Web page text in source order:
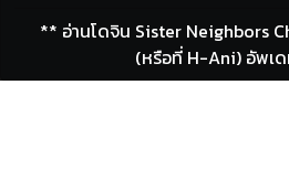
** อ่านโดจิน Sister Neighbors
(หรือที่ H-Ani) อัพเ